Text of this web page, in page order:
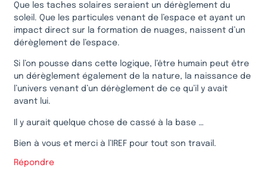
Que les taches solaires seraient un dérèglement du
soleil. Que les particules venant de l’espace et ayant un
impact direct sur la formation de nuages, naissent d’un
dérèglement de l’espace.
Si l’on pousse dans cette logique, l’être humain peut être
un dérèglement également de la nature, la naissance de
l’univers venant d’un dérèglement de ce qu’il y avait
avant lui.
Il y aurait quelque chose de cassé à la base …
Bien à vous et merci à l’IREF pour tout son travail.
Répondre